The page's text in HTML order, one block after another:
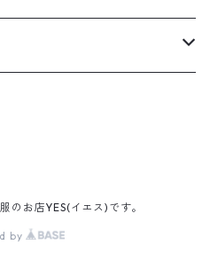
のお店YES(イエス)です。
by